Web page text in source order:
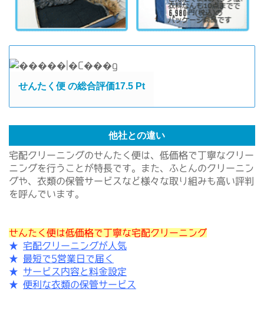
せんたく便 の総合評価17.5 Pt
他社との違い
宅配クリーニングのせんたく便は、低価格で丁寧なクリー
ニングを行うことが特長です。また、ふとんのクリーニン
グや、衣類の保管サービスなど様々な取り組みも高い評判
を呼んでいます。
せんたく便は低価格で丁寧な宅配クリーニング
★ 宅配クリーニングが人気
★ 最短で5営業日で届く
★ サービス内容と料金設定
★ 便利な衣類の保管サービス